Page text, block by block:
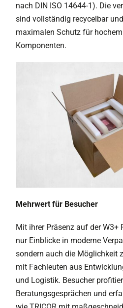
nach DIN ISO 14644-1). Die
sind vollständig recycelbar
maximalen Schutz für
Komponenten.
Mehrwert für Besucher
Mit ihrer Präsenz auf der W3+
nur Einblicke in moderne
sondern auch die Möglichkeit
mit Fachleuten aus
und Logistik. Besucher
Beratungsgesprächen und